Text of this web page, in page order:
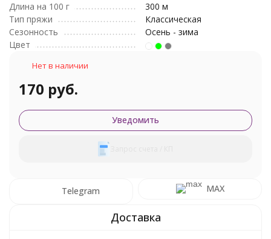
Длина на 100 г
300 м
Тип пряжи
Классическая
Сезонность
Осень - зима
Цвет
Нет в наличии
170 руб.
Уведомить
Telegram MAX